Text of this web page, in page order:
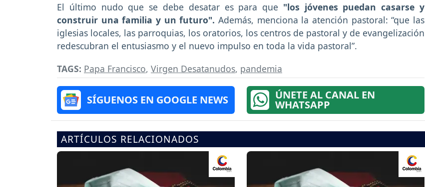
El último nudo que se debe desatar es para que "los jóvenes puedan casarse y
construir una familia y un futuro". Además, menciona la atención pastoral: “que las
iglesias locales, las parroquias, los oratorios, los centros de pastoral y de evangelización
redescubran el entusiasmo y el nuevo impulso en toda la vida pastoral”.
TAGS: Papa Francisco, Virgen Desatanudos, pandemia
SÍGUENOS EN GOOGLE NEWS ÚNETE AL CANAL EN
WHATSAPP
ARTÍCULOS RELACIONADOS